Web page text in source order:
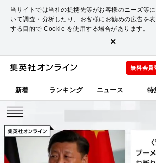
当サイトでは当社の提携先等がお客様のニーズ等
いて調査・分析したり、お客様にお勧めの広告を
する目的で Cookie を使用する場合があります。
×
無料会員
新着 ランキング ニュース 特